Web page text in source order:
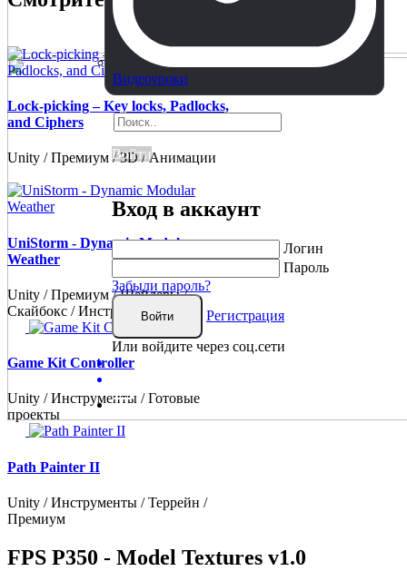
Видеоуроки
Войти
Вход в аккаунт
Логин
Пароль
Забыли пароль?
Войти
Регистрация
Или войдите через соц.сети
Lock-picking – Key locks, Padlocks,
and Ciphers
Unity / Премиум / 3D / Анимации
UniStorm - Dynamic Modular
Weather
Unity / Премиум / Шейдеры /
Скайбокс / Инструменты
Game Kit Controller
Unity / Инструменты / Готовые
проекты
Path Painter II
Unity / Инструменты / Террейн /
Премиум
FPS P350 - Model Textures v1.0